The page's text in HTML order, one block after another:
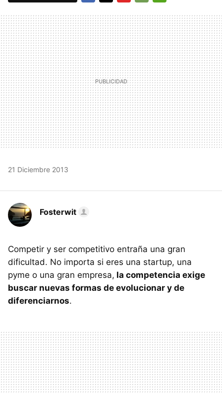
MAIL
21 Diciembre 2013
Fosterwit
Competir y ser competitivo entraña una gran
dificultad. No importa si eres una startup, una
pyme o una gran empresa, la competencia exige
buscar nuevas formas de evolucionar y de
diferenciarnos.